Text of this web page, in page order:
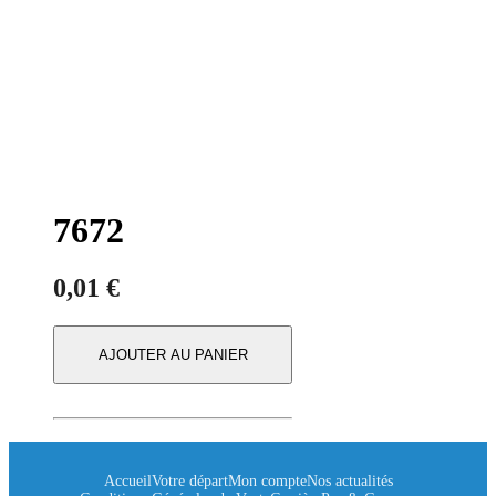
7672
0,01 €
AJOUTER AU PANIER
AccueilVotre départMon compteNos actualités